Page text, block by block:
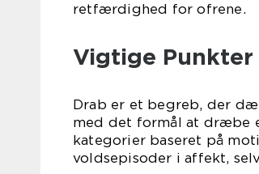
retfærdighed for ofrene.
Vigtige
Drab er et begreb, der
med det formål at dræbe
kategorier baseret på
voldsepisoder i affekt,